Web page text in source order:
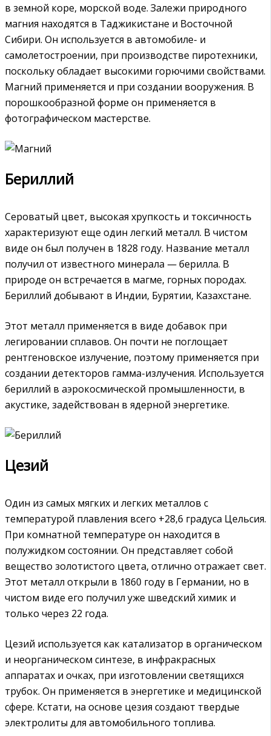
в земной коре, морской воде. Залежи природного
магния находятся в Таджикистане и Восточной
Сибири. Он используется в автомобиле- и
самолетостроении, при производстве пиротехники,
поскольку обладает высокими горючими свойствами.
Магний применяется и при создании вооружения. В
порошкообразной форме он применяется в
фотографическом мастерстве.
Бериллий
Сероватый цвет, высокая хрупкость и токсичность
характеризуют еще один легкий металл. В чистом
виде он был получен в 1828 году. Название металл
получил от известного минерала — берилла. В
природе он встречается в магме, горных породах.
Бериллий добывают в Индии, Бурятии, Казахстане.
Этот металл применяется в виде добавок при
легировании сплавов. Он почти не поглощает
рентгеновское излучение, поэтому применяется при
создании детекторов гамма-излучения. Используется
бериллий в аэрокосмической промышленности, в
акустике, задействован в ядерной энергетике.
Цезий
Один из самых мягких и легких металлов с
температурой плавления всего +28,6 градуса Цельсия.
При комнатной температуре он находится в
полужидком состоянии. Он представляет собой
вещество золотистого цвета, отлично отражает свет.
Этот металл открыли в 1860 году в Германии, но в
чистом виде его получил уже шведский химик и
только через 22 года.
Цезий используется как катализатор в органическом
и неорганическом синтезе, в инфракрасных
аппаратах и очках, при изготовлении светящихся
трубок. Он применяется в энергетике и медицинской
сфере. Кстати, на основе цезия создают твердые
электролиты для автомобильного топлива.